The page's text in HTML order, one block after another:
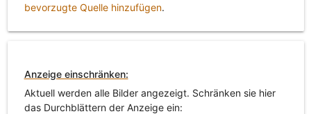
bevorzugte Quelle hinzufügen.
Anzeige einschränken:
Aktuell werden alle Bilder angezeigt. Schränken sie hier
das Durchblättern der Anzeige ein: